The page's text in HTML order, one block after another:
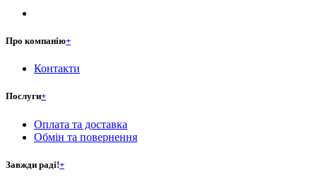
Про компанію+
Контакти
Послуги+
Оплата та доставка
Обмін та повернення
Завжди раді!+